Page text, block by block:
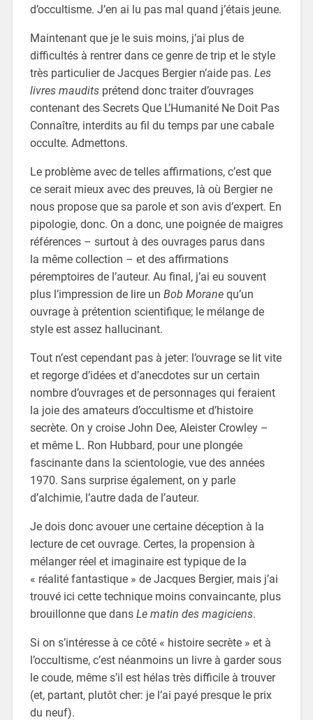
d’occultisme. J’en ai lu pas mal quand j’étais jeune.
Maintenant que je le suis moins, j’ai plus de
difficultés à rentrer dans ce genre de trip et le style
très particulier de Jacques Bergier n’aide pas. Les
livres mauditsprétend donc traiter d’ouvrages
contenant des Secrets Que L’Humanité Ne Doit Pas
Connaître, interdits au fil du temps par une cabale
occulte. Admettons.
Le problème avec de telles affirmations, c’est que
ce serait mieux avec des preuves, là où Bergier ne
nous propose que sa parole et son avis d’expert. En
pipologie, donc. On a donc, une poignée de maigres
références – surtout à des ouvrages parus dans
la même collection – et des affirmations
péremptoires de l’auteur. Au final, j’ai eu souvent
plus l’impression de lire un Bob Moranequ’un
ouvrage à prétention scientifique; le mélange de
style est assez hallucinant.
Tout n’est cependant pas à jeter: l’ouvrage se lit vite
et regorge d’idées et d’anecdotes sur un certain
nombre d’ouvrages et de personnages qui feraient
la joie des amateurs d’occultisme et d’histoire
secrète. On y croise John Dee, Aleister Crowley –
et même L. Ron Hubbard, pour une plongée
fascinante dans la scientologie, vue des années
1970. Sans surprise également, on y parle
d’alchimie, l’autre dada de l’auteur.
Je dois donc avouer une certaine déception à la
lecture de cet ouvrage. Certes, la propension à
mélanger réel et imaginaire est typique de la
« réalité fantastique » de Jacques Bergier, mais j’ai
trouvé ici cette technique moins convaincante, plus
brouillonne que dans Le matin des magiciens.
Si on s’intéresse à ce côté « histoire secrète » et à
l’occultisme, c’est néanmoins un livre à garder sous
le coude, même s’il est hélas très difficile à trouver
(et, partant, plutôt cher: je l’ai payé presque le prix
du neuf).